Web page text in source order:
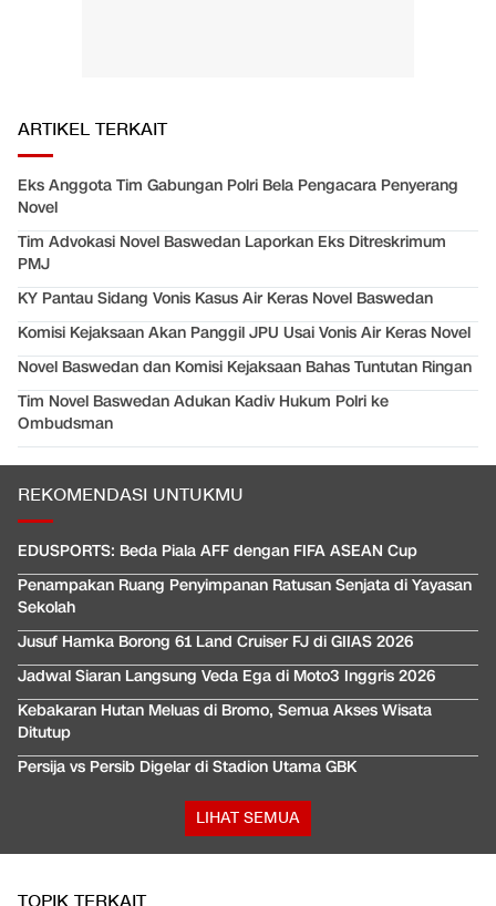
ARTIKEL TERKAIT
Eks Anggota Tim Gabungan Polri Bela Pengacara Penyerang
Novel
Tim Advokasi Novel Baswedan Laporkan Eks Ditreskrimum
PMJ
KY Pantau Sidang Vonis Kasus Air Keras Novel Baswedan
Komisi Kejaksaan Akan Panggil JPU Usai Vonis Air Keras Novel
Novel Baswedan dan Komisi Kejaksaan Bahas Tuntutan Ringan
Tim Novel Baswedan Adukan Kadiv Hukum Polri ke
Ombudsman
REKOMENDASI UNTUKMU
EDUSPORTS: Beda Piala AFF dengan FIFA ASEAN Cup
Penampakan Ruang Penyimpanan Ratusan Senjata di Yayasan
Sekolah
Jusuf Hamka Borong 61 Land Cruiser FJ di GIIAS 2026
Jadwal Siaran Langsung Veda Ega di Moto3 Inggris 2026
Kebakaran Hutan Meluas di Bromo, Semua Akses Wisata
Ditutup
Persija vs Persib Digelar di Stadion Utama GBK
LIHAT SEMUA